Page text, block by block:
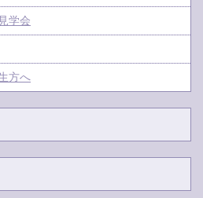
学会
方へ